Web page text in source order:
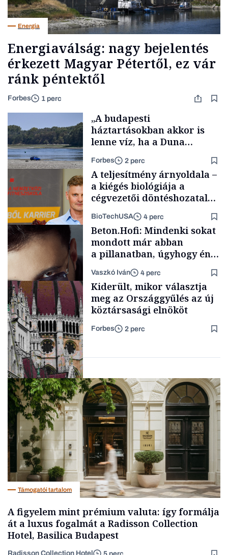
Energia
Energiaválság: nagy bejelentés
érkezett Magyar Pétertől, ez vár
ránk péntektől
Forbes 1 perc
Energia
„A budapesti
háztartásokban akkor is
lenne víz, ha a Duna
medrében már egy cseppet
se találnánk”
Forbes 2 perc
Content Lab HUB
A teljesítmény árnyoldala –
a kiégés biológiája a
cégvezetői döntéshozatal
BioTechUSA 4 perc
Forbes-sztori
Beton.Hofi: Mindenki sokat
mondott már abban
a pillanatban, úgyhogy én
a legsarkosabb
gondolataimat akartam
kimondani
Vaszkó Iván 4 perc
Politika
Kiderült, mikor választja
meg az Országgyűlés az új
köztársasági elnököt
Forbes 2 perc
Támogatói tartalom
A figyelem mint prémium valuta: így formálja
át a luxus fogalmát a Radisson Collection
Hotel, Basilica Budapest
Radisson Collection Hotel